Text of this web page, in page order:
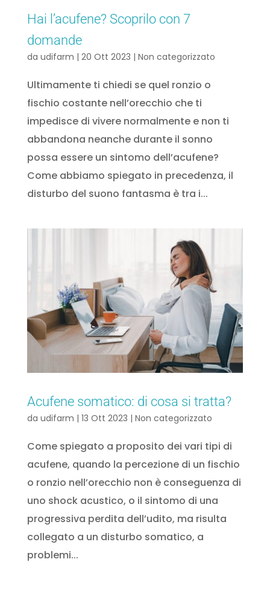
Hai l’acufene? Scoprilo con 7
domande
da udifarm | 20 Ott 2023 | Non categorizzato
Ultimamente ti chiedi se quel ronzio o
fischio costante nell’orecchio che ti
impedisce di vivere normalmente e non ti
abbandona neanche durante il sonno
possa essere un sintomo dell’acufene?
Come abbiamo spiegato in precedenza, il
disturbo del suono fantasma è tra i...
Acufene somatico: di cosa si tratta?
da udifarm | 13 Ott 2023 | Non categorizzato
Come spiegato a proposito dei vari tipi di
acufene, quando la percezione di un fischio
o ronzio nell’orecchio non è conseguenza di
uno shock acustico, o il sintomo di una
progressiva perdita dell’udito, ma risulta
collegato a un disturbo somatico, a
problemi...